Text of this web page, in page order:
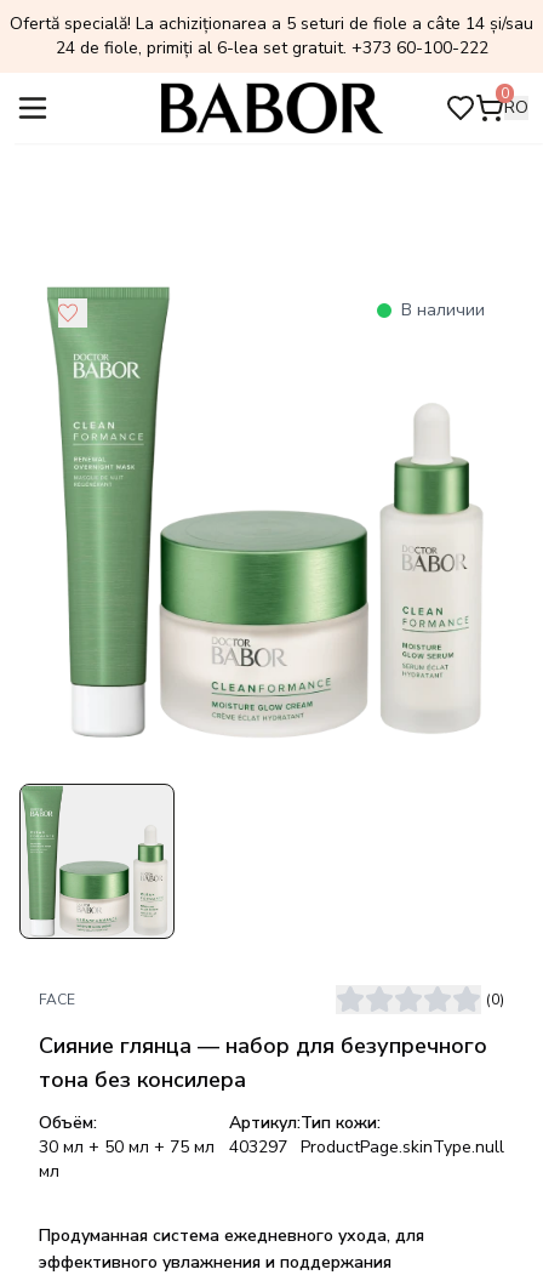
Ofertă specială! La achiziționarea a 5 seturi de fiole a câte 14 și/sau
24 de fiole, primiți al 6-lea set gratuit. +373 60-100-222
0
RO
В наличии
FACE (0)
Сияние глянца — набор для безупречного
тона без консилера
Объём:
30 мл + 50 мл + 75 мл
мл
Артикул:
403297
Тип кожи:
ProductPage.skinType.null
Продуманная система ежедневного ухода, для
эффективного увлажнения и поддержания